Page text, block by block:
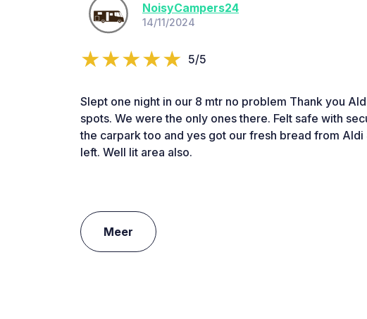
NoisyCampers24
14/11/2024
5/5
Slept one night in our 8 mtr no problem Thank you
spots. We were the only ones there. Felt safe with
the carpark too and yes got our fresh bread from
left. Well lit area also.
Meer